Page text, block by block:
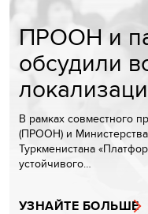
ПРООН и
обсудили
В рамках совместного
(ПРООН) и
Туркменистана
устойчивого…
УЗНАЙТЕ БОЛЬШЕ